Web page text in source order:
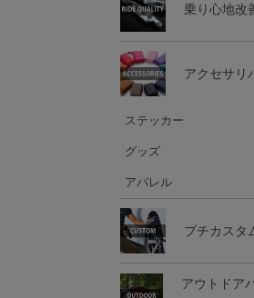
乗り心地改
アクセサリ
ステッカー
グッズ
アパレル
プチカスタ
アウトドア